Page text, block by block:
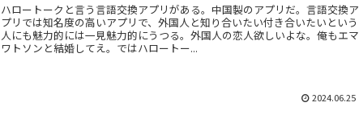
ハロートークと言う言語交換アプリがある。中国製のアプリだ。言語交換ア
プリでは知名度の高いアプリで、外国人と知り合いたい付き合いたいという
人にも魅力的には一見魅力的にうつる。外国人の恋人欲しいよな。俺もエマ
ワトソンと結婚してえ。ではハロートー...
2024.06.25